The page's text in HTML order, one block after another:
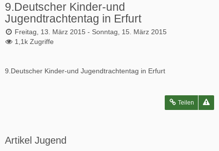
9.Deutscher Kinder-und
Jugendtrachtentag in Erfurt
Freitag, 13. März 2015 - Sonntag, 15. März 2015
1,1k Zugriffe
9.Deutscher Kinder-und Jugendtrachtentag in Erfurt
Teilen
Artikel Jugend